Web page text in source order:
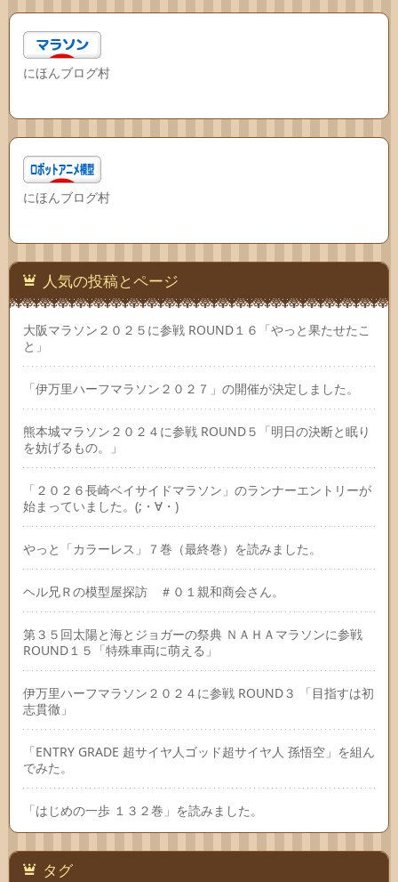
にほんブログ村
にほんブログ村
人気の投稿とページ
大阪マラソン２０２５に参戦 ROUND１６「やっと果たせたこ
と」
「伊万里ハーフマラソン２０２７」の開催が決定しました。
熊本城マラソン２０２４に参戦 ROUND５「明日の決断と眠り
を妨げるもの。」
「２０２６長崎ベイサイドマラソン」のランナーエントリーが
始まっていました。(;・∀・)
やっと「カラーレス」７巻（最終巻）を読みました。
ヘル兄Ｒの模型屋探訪 ＃０１親和商会さん。
第３５回太陽と海とジョガーの祭典 ＮＡＨＡマラソンに参戦
ROUND１５「特殊車両に萌える」
伊万里ハーフマラソン２０２４に参戦 ROUND３ 「目指すは初
志貫徹」
「ENTRY GRADE 超サイヤ人ゴッド超サイヤ人 孫悟空」を組ん
でみた。
「はじめの一歩 １３２巻」を読みました。
タグ